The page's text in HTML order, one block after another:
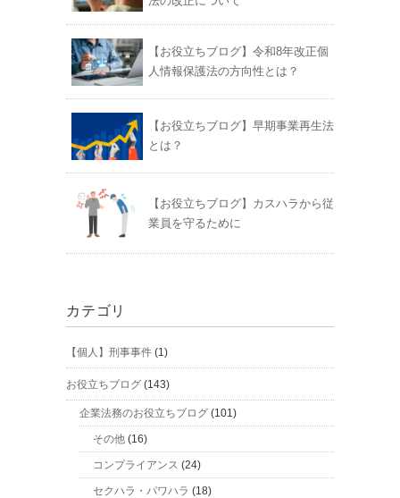
【お役立ちブログ】令和8年改正個
人情報保護法の方向性とは？
【お役立ちブログ】早期事業再生法
とは？
【お役立ちブログ】カスハラから従
業員を守るために
カテゴリ
【個人】刑事事件 (1)
お役立ちブログ (143)
企業法務のお役立ちブログ (101)
その他 (16)
コンプライアンス (24)
セクハラ・パワハラ (18)